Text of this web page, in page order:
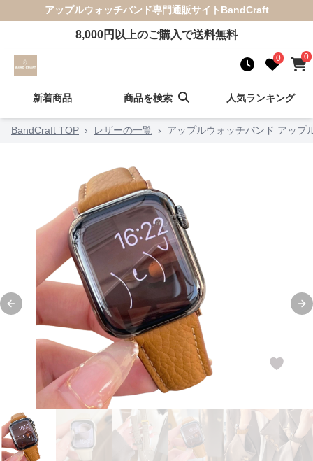
アップルウォッチバンド専門通販サイト BandCraft
8,000円以上のご購入で送料無料
0 0
新着商品 商品を検索 人気ランキング
BandCraft TOP › レザーの一覧 › アップルウォッチバンド アップ
Previous slide